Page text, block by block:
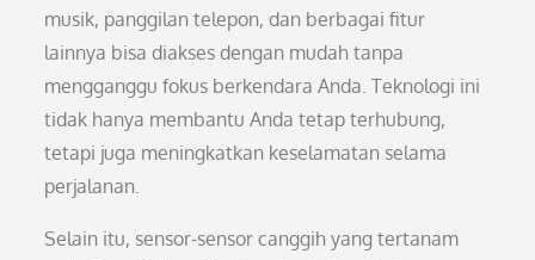
musik, panggilan telepon, dan berbagai fitur
lainnya bisa diakses dengan mudah tanpa
mengganggu fokus berkendara Anda. Teknologi ini
tidak hanya membantu Anda tetap terhubung,
tetapi juga meningkatkan keselamatan selama
perjalanan.
Selain itu, sensor-sensor canggih yang tertanam